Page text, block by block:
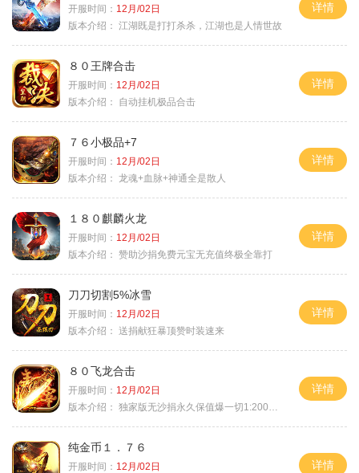
开服时间： 12月/02日
版本介绍： 江湖既是打打杀杀，江湖也是人情世故
详情
８０王牌合击
开服时间： 12月/02日
版本介绍：
自动挂机极品合击
详情
７６小极品+7
开服时间： 12月/02日
版本介绍： 龙魂+血脉+神通全是散人
详情
１８０麒麟火龙
开服时间： 12月/02日
版本介绍： 赞助沙捐免费元宝无充值终极全靠打
详情
刀刀切割5%冰雪
开服时间： 12月/02日
版本介绍： 送捐献狂暴顶赞时装速来
详情
８０飞龙合击
开服时间： 12月/02日
版本介绍： 独家版无沙捐永久保值爆一切1:2000回1
详情
纯金币１．７６
开服时间： 12月/02日
详情